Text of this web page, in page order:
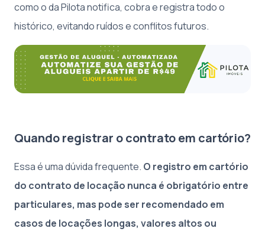
como o da Pilota notifica, cobra e registra todo o
histórico, evitando ruídos e conflitos futuros.
Quando registrar o contrato em cartório?
Essa é uma dúvida frequente. O registro em cartório
do contrato de locação nunca é obrigatório entre
particulares, mas pode ser recomendado em
casos de locações longas, valores altos ou